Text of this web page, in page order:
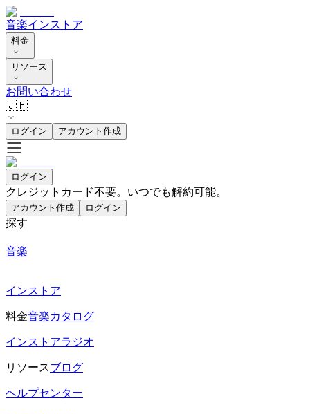
音楽インストア
料金
リソース
お問い合わせ
🇯🇵
ログイン アカウント作成
ログイン
クレジットカード不要。いつでも解約可能。
アカウント作成 ログイン
探す
音楽
インストア
料金音楽カタログ
インストアラジオ
リソースブログ
ヘルプセンター